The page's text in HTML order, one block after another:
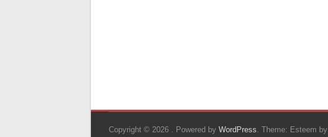
Copyright © 2026 . Powered by WordPress. Theme: Esteem by